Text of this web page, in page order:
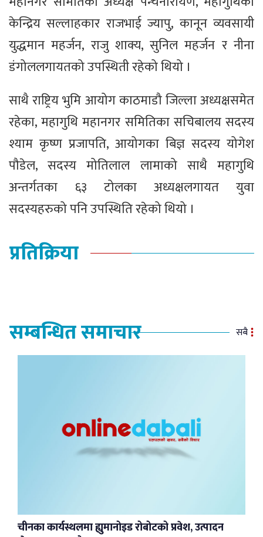
केन्द्रिय सल्लाहकार राजभाई ज्यापु, कानून व्यवसायी
युद्धमान महर्जन, राजु शाक्य, सुनिल महर्जन र नीना
डंगोललगायतको उपस्थिती रहेको थियो ।
साथै राष्ट्रिय भुमि आयोग काठमाडौ जिल्ला अध्यक्षसमेत
रहेका, महागुथि महानगर समितिका सचिबालय सदस्य
श्याम कृष्ण प्रजापति, आयोगका बिज्ञ सदस्य योगेश
पौडेल, सदस्य मोतिलाल लामाको साथै महागुथि
अन्तर्गतका ६३ टोलका अध्यक्षलगायत युवा
सदस्यहरुको पनि उपस्थिति रहेको थियो ।
प्रतिक्रिया
सम्बन्धित समाचार सबै
चीनका कार्यस्थलमा ह्युमानोइड रोबोटको प्रवेश, उत्पादन